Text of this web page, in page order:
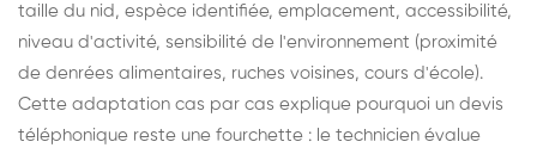
taille du nid, espèce identifiée, emplacement, accessibilité,
niveau d'activité, sensibilité de l'environnement (proximité
de denrées alimentaires, ruches voisines, cours d'école).
Cette adaptation cas par cas explique pourquoi un devis
téléphonique reste une fourchette : le technicien évalue